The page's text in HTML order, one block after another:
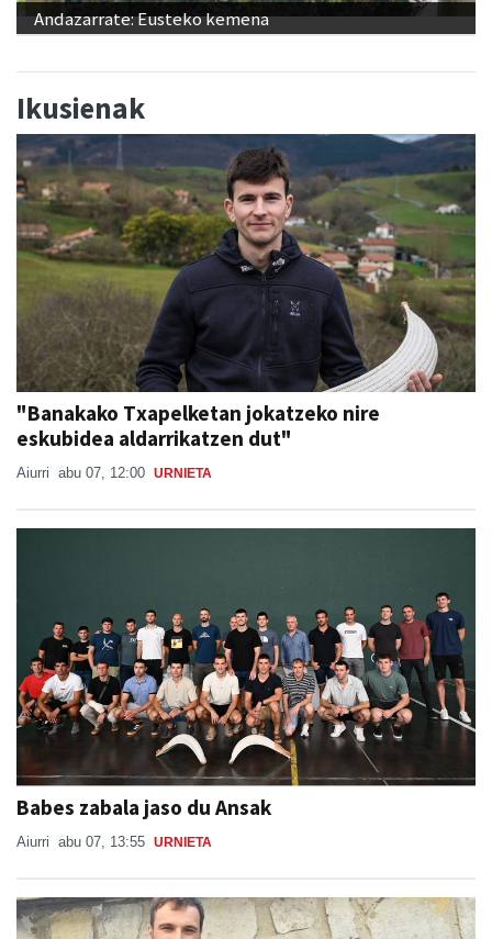
Andazarrate: Eusteko kemena
Ikusienak
"Banakako Txapelketan jokatzeko nire
eskubidea aldarrikatzen dut"
Aiurri abu 07, 12:00 URNIETA
Babes zabala jaso du Ansak
Aiurri abu 07, 13:55 URNIETA